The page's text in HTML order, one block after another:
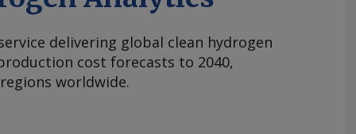
delivering global clean hydrogen
cost forecasts to 2040,
worldwide.